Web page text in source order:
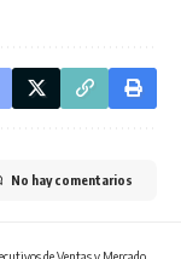
No hay comentarios